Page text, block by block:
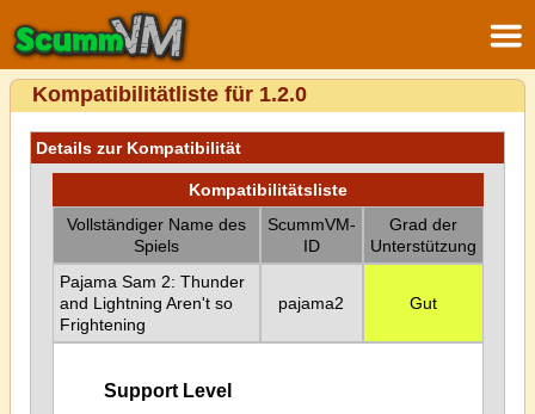
Kompatibilitätliste für 1.2.0
Details zur Kompatibilität
Kompatibilitätsliste
Vollständiger Name des
Spiels
ScummVM-
ID
Grad der
Unterstützung
Pajama Sam 2: Thunder
and Lightning Aren't so
Frightening
pajama2 Gut
Support Level